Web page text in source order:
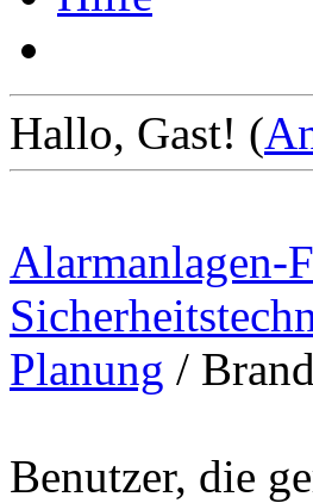
Hallo, Gast! (
Alarmanlagen-
Planung /
Benutzer, die